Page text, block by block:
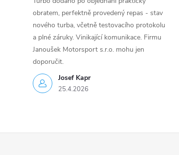
Josef Kapr
25.4.2026
obratem, perfektně provedený repas - stav
nového turba, včetně testovacího protokolu
a plné záruky. Vinikající komunikace. Firmu
Janoušek Motorsport s.r.o. mohu jen
doporučit.